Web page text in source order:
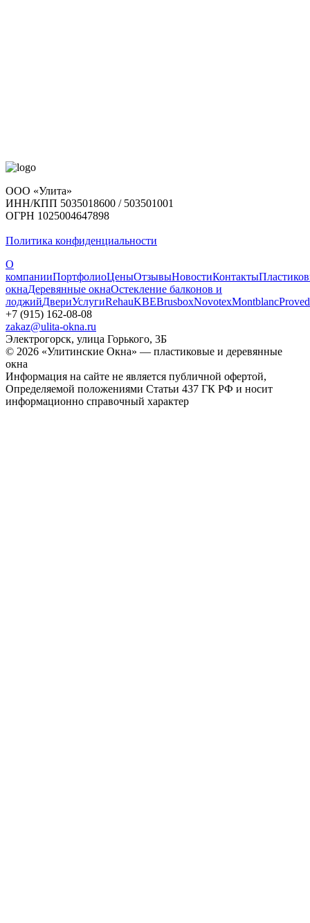
ООО «Улита»
ИНН/КПП 5035018600 / 503501001
ОГРН 1025004647898
Политика конфиденциальности
О
компанииПортфолиоЦеныОтзывыНовостиКонтакты
окнаДеревянные окнаОстекление балконов и
лоджийДвериУслугиRehauKBEBrusboxNovotexMontblanc
+7 (915) 162-08-08
zakaz@ulita-okna.ru
Электрогорск, улица Горького, 3Б
© 2026 «Улитинские Окна» — пластиковые и деревянные
окна
Информация на сайте не является публичной офертой,
Определяемой положениями Статьи 437 ГК РФ и носит
информационно справочный характер